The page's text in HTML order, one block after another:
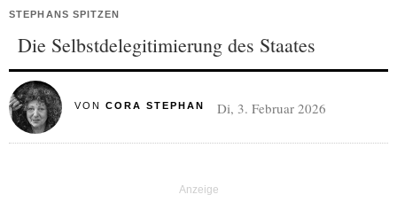
STEPHANS SPITZEN
Die Selbstdelegitimierung des Staates
VON CORA STEPHAN Di, 3. Februar 2026